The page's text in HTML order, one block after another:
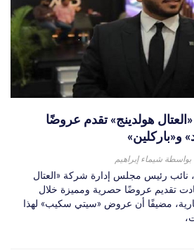
هولدينج» تقدم عروضًا
و«باركلين»
بواسطة شيماء إبراهيم
نائب رئيس مجلس إدارة شركة «العتال
تقديم عروضًا حصرية ومميزة خلال
مضيفًا أن عروض «سيتي سكيب» لهذا